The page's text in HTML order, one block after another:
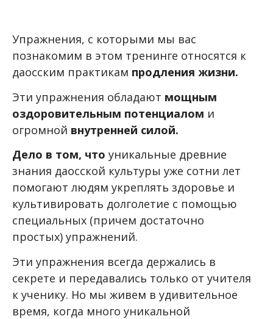
Упражнения, с которыми мы вас
познакомим в этом тренинге относятся к
даосским практикам продления жизни.
Эти упражнения обладают мощным
оздоровительным потенциалом и
огромной внутренней силой.
Дело в том, что уникальные древние
знания даосской культуры уже сотни лет
помогают людям укреплять здоровье и
культивировать долголетие с помощью
специальных (причем достаточно
простых) упражнений.
Эти упражнения всегда держались в
секрете и передавались только от учителя
к ученику. Но мы живем в удивительное
время, когда много уникальной